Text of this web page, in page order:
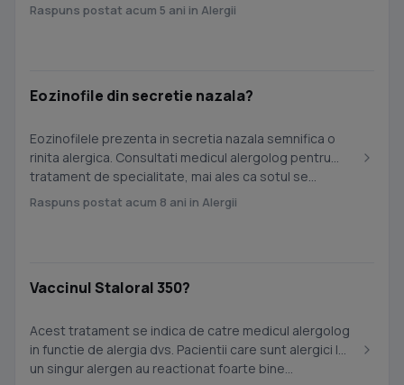
Raspuns postat acum 5 ani in Alergii
Eozinofile din secretie nazala?
Eozinofilele prezenta in secretia nazala semnifica o
rinita alergica. Consultati medicul alergolog pentru
tratament de specialitate, mai ales ca sotul se...
Raspuns postat acum 8 ani in Alergii
Vaccinul Staloral 350?
Acest tratament se indica de catre medicul alergolog
in functie de alergia dvs. Pacientii care sunt alergici la
un singur alergen au reactionat foarte bine...